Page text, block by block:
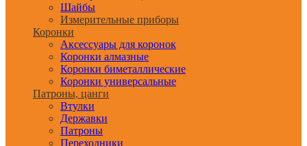
Шайбы
Измерительные приборы
Коронки
Аксессуары для коронок
Коронки алмазные
Коронки биметаллические
Коронки универсальные
Патроны, цанги
Втулки
Державки
Патроны
Переходники